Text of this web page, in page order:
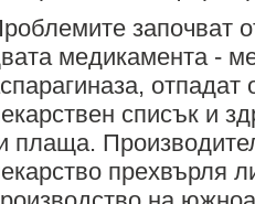
започват
медикамента -
отпадат
списък и
плаща.
прехвърля